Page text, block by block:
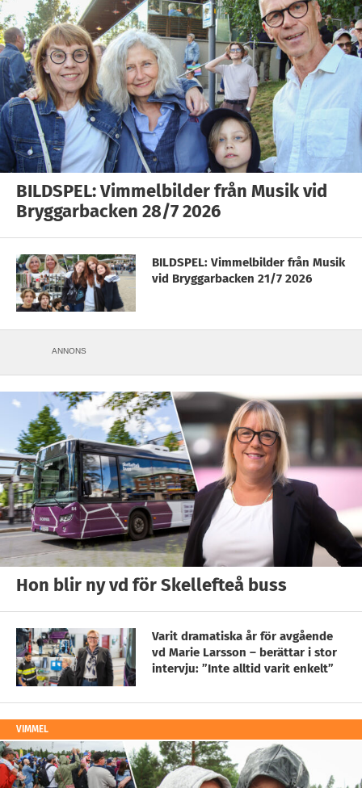
BILDSPEL: Vimmelbilder från Musik vid
Bryggarbacken 28/7 2026
BILDSPEL: Vimmelbilder från Musik
vid Bryggarbacken 21/7 2026
ANNONS
Hon blir ny vd för Skellefteå buss
Varit dramatiska år för avgående
vd Marie Larsson – berättar i stor
intervju: ”Inte alltid varit enkelt”
VIMMEL